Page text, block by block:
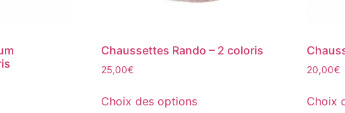
Chaussettes Rando – 2 coloris
25,00€
Choix des options
20,00€
Choix